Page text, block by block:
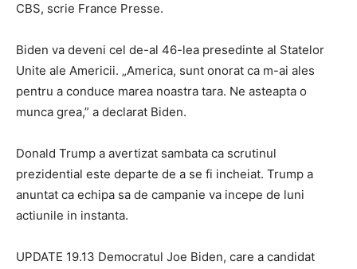
CBS, scrie France Presse.
Biden va deveni cel de-al 46-lea presedinte al Statelor
Unite ale Americii. „America, sunt onorat ca m-ai ales
pentru a conduce marea noastra tara. Ne asteapta o
munca grea,” a declarat Biden.
Donald Trump a avertizat sambata ca scrutinul
prezidential este departe de a se fi incheiat. Trump a
anuntat ca echipa sa de campanie va incepe de luni
actiunile in instanta.
UPDATE 19.13 Democratul Joe Biden, care a candidat